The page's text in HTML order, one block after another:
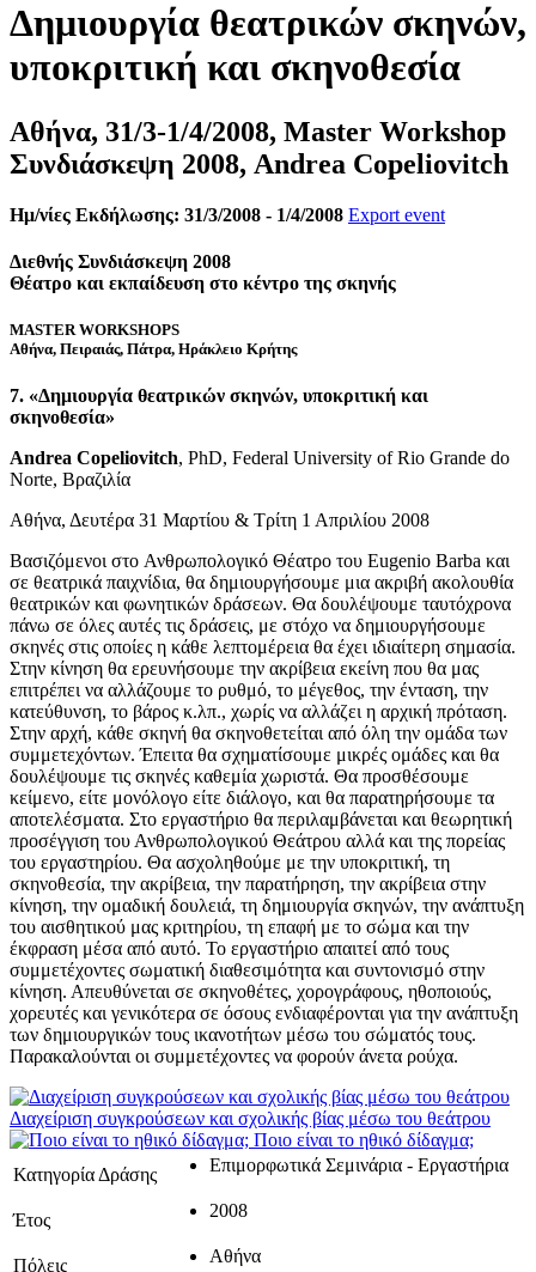
Δημιουργία θεατρικών σκηνών,
υποκριτική και σκηνοθεσία
Αθήνα, 31/3-1/4/2008, Master Workshop
Συνδιάσκεψη 2008, Andrea Copeliovitch
Ημ/νίες Εκδήλωσης: 31/3/2008 - 1/4/2008 Export event
Διεθνής Συνδιάσκεψη 2008
Θέατρο και εκπαίδευση στο κέντρο της σκηνής
MASTER WORKSHOPS
Αθήνα, Πειραιάς, Πάτρα, Ηράκλειο Κρήτης
7. «Δημιουργία θεατρικών σκηνών, υποκριτική και
σκηνοθεσία»
Andrea Copeliovitch, PhD, Federal University of Rio Grande do
Norte, Βραζιλία
Αθήνα, Δευτέρα 31 Μαρτίου & Τρίτη 1 Απριλίου 2008
Βασιζόμενοι στo Ανθρωπολογικό Θέατρο του Eugenio Barba και
σε θεατρικά παιχνίδια, θα δημιουργήσουμε μια ακριβή ακολουθία
θεατρικών και φωνητικών δράσεων. Θα δουλέψουμε ταυτόχρονα
πάνω σε όλες αυτές τις δράσεις, με στόχο να δημιουργήσουμε
σκηνές στις οποίες η κάθε λεπτομέρεια θα έχει ιδιαίτερη σημασία.
Στην κίνηση θα ερευνήσουμε την ακρίβεια εκείνη που θα μας
επιτρέπει να αλλάζουμε το ρυθμό, το μέγεθος, την ένταση, την
κατεύθυνση, το βάρος κ.λπ., χωρίς να αλλάζει η αρχική πρόταση.
Στην αρχή, κάθε σκηνή θα σκηνοθετείται από όλη την ομάδα των
συμμετεχόντων. Έπειτα θα σχηματίσουμε μικρές ομάδες και θα
δουλέψουμε τις σκηνές καθεμία χωριστά. Θα προσθέσουμε
κείμενο, είτε μονόλογο είτε διάλογο, και θα παρατηρήσουμε τα
αποτελέσματα. Στο εργαστήριο θα περιλαμβάνεται και θεωρητική
προσέγγιση του Ανθρωπολογικού Θεάτρου αλλά και της πορείας
του εργαστηρίου. Θα ασχοληθούμε με την υποκριτική, τη
σκηνοθεσία, την ακρίβεια, την παρατήρηση, την ακρίβεια στην
κίνηση, την ομαδική δουλειά, τη δημιουργία σκηνών, την ανάπτυξη
του αισθητικού μας κριτηρίου, τη επαφή με το σώμα και την
έκφραση μέσα από αυτό. Το εργαστήριο απαιτεί από τους
συμμετέχοντες σωματική διαθεσιμότητα και συντονισμό στην
κίνηση. Απευθύνεται σε σκηνοθέτες, χορογράφους, ηθοποιούς,
χορευτές και γενικότερα σε όσους ενδιαφέρονται για την ανάπτυξη
των δημιουργικών τους ικανοτήτων μέσω του σώματός τους.
Παρακαλούνται οι συμμετέχοντες να φορούν άνετα ρούχα.
Διαχείριση συγκρούσεων και σχολικής βίας μέσω του θεάτρου
Ποιο είναι τo ηθικό δίδαγμα;
Κατηγορία Δράσης
Επιμορφωτικά Σεμινάρια - Εργαστήρια
Έτος 2008
Πόλεις Αθήνα